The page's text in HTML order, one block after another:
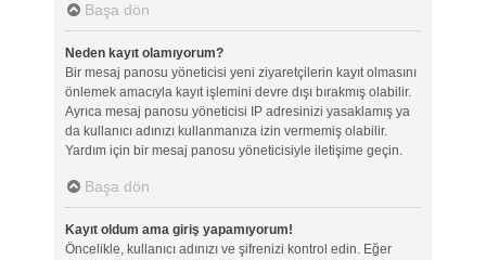
Başa dön
Neden kayıt olamıyorum?
Bir mesaj panosu yöneticisi yeni ziyaretçilerin kayıt olmasını
önlemek amacıyla kayıt işlemini devre dışı bırakmış olabilir.
Ayrıca mesaj panosu yöneticisi IP adresinizi yasaklamış ya
da kullanıcı adınızı kullanmanıza izin vermemiş olabilir.
Yardım için bir mesaj panosu yöneticisiyle iletişime geçin.
Başa dön
Kayıt oldum ama giriş yapamıyorum!
Öncelikle, kullanıcı adınızı ve şifrenizi kontrol edin. Eğer